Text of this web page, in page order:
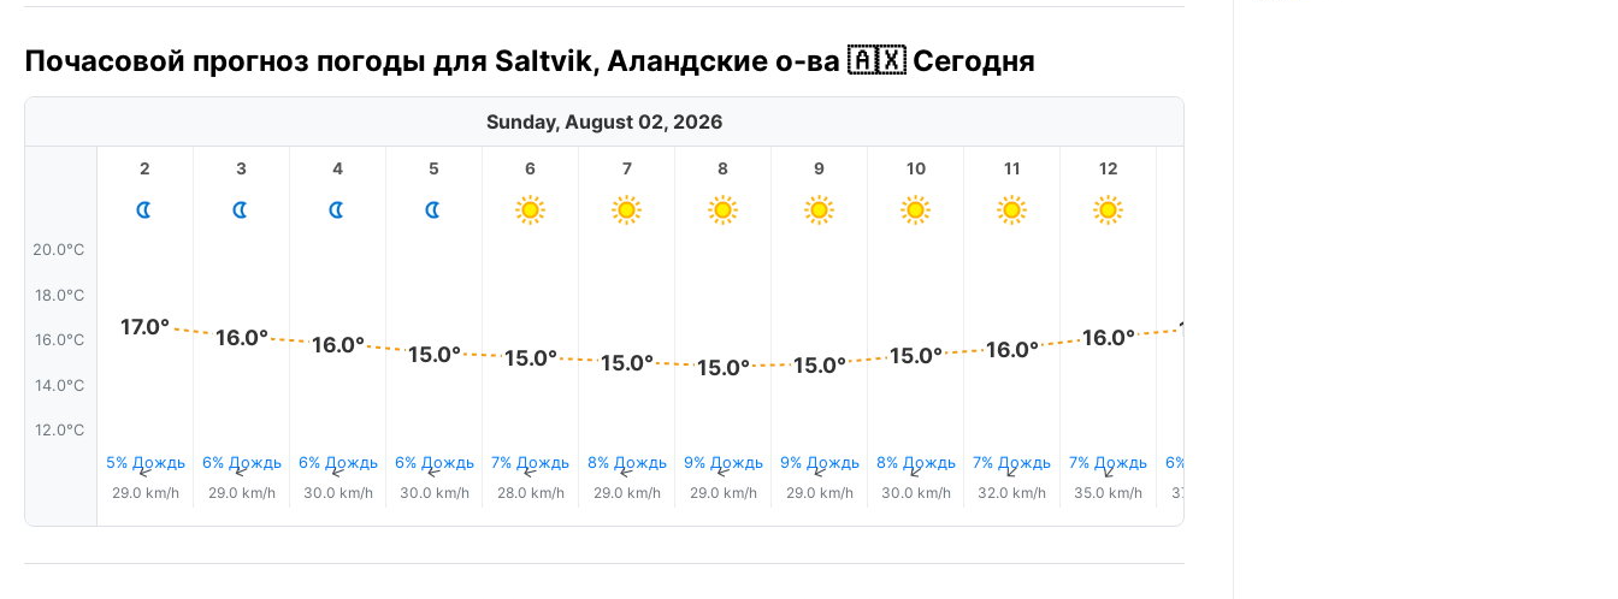
Почасовой прогноз погоды для Saltvik, Аландские о-ва 🇦🇽 Сегодня
Sunday, August 02, 2026
20.0°C
18.0°C
16.0°C
14.0°C
12.0°C
2
17.0°
5% Дождь
↑
29.0 km/h
3
16.0°
6% Дождь
↑
29.0 km/h
4
16.0°
6% Дождь
↑
30.0 km/h
5
15.0°
6% Дождь
↑
30.0 km/h
6
15.0°
7% Дождь
↑
28.0 km/h
7
15.0°
8% Дождь
↑
29.0 km/h
8
15.0°
9% Дождь
↑
29.0 km/h
9
15.0°
9% Дождь
↑
29.0 km/h
10
15.0°
8% Дождь
↑
30.0 km/h
11
16.0°
7% Дождь
↑
32.0 km/h
12
16.0°
7% Дождь
↑
35.0 km/h
16.0°
6% Дождь
37.0 km/h